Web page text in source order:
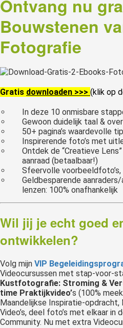
Ontvang nu
Bouwstenen
Fotografie
Gratis downloaden >>> (klik op
In deze 10 onmisbare
Gewoon duidelijk taal &
50+ pagina’s waardevolle
Inspirerende foto’s met
Ontdek de “Creatieve
aanraad (betaalbaar!)
Sfeervolle
Geldbesparende
lenzen: 100% onafhankelijk
Wil jij je echt goed
ontwikkelen?
Volg mijn VIP
Videocursussen met stap-voor-
Kustfotografie: Stroming &
time Praktijkvideo’s (100%
Maandelijkse Inspiratie-
Video’s, deel foto’s met elkaar in
Community. Nu met extra